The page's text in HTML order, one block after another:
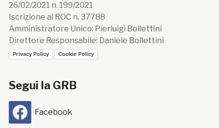
26/02/2021 n. 199/2021
Iscrizione al ROC n. 37788
Amministratore Unico: Pierluigi Bollettini
Direttore Responsabile: Daniele Bollettini
Privacy Policy Cookie Policy
Segui la GRB
Facebook